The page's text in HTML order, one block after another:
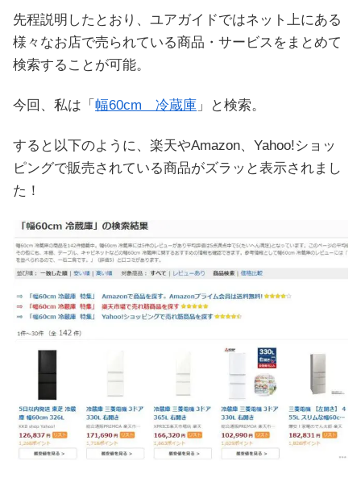
先程説明したとおり、ユアガイドではネット上にある
様々なお店で売られている商品・サービスをまとめて
検索することが可能。
今回、私は「 幅60cm 冷蔵庫 」と検索。
すると以下のように、楽天やAmazon、Yahoo!ショッ
ピングで販売されている商品がズラッと表示されまし
た！